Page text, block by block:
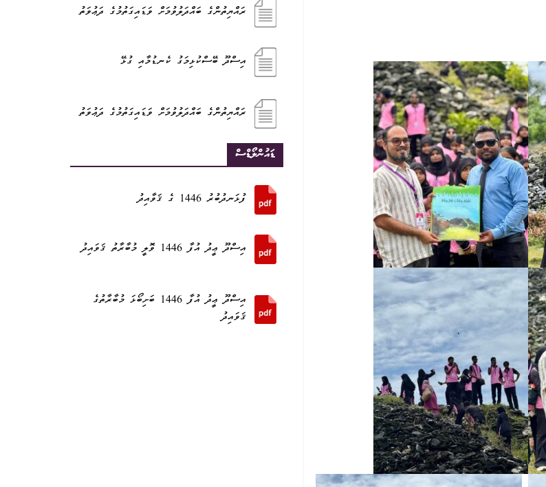
ރައްޔިތުންގެ ބައްދަލުވުމަށް ވަޑައިގަތުމުގެ ދަޢުވަތު
އިސްދޫ ބޭސްކުޅިމަގު ކެނޑުމާއި ގުޅޭ
ރައްޔިތުންގެ ބައްދަލުވުމަށް ވަޑައިގަތުމުގެ ދަޢުވަތު
ޑައުންލޯޑްސް
ފުޅަނދުބުރު 1446 ގެ ޤަވާއިދު
އިސްދޫ ޢީދު އުފާ 1446 ވޮލީ މުބާރާތު ޤަވައިދު
އިސްދޫ ޢީދު އުފާ 1446 ބަށިބޯޅަ މުބާރާތުގެ
ޤަވައިދު